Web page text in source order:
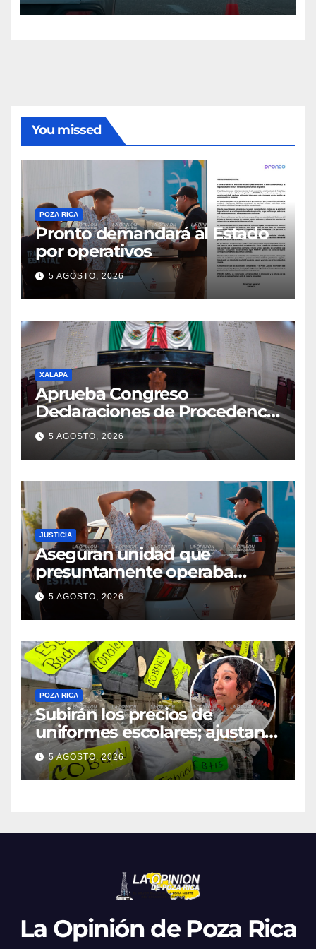
You missed
POZA RICA
Pronto demandará al Estado
por operativos
5 AGOSTO, 2026
XALAPA
Aprueba Congreso
Declaraciones de Procedencia
en contra de dos munícipes
5 AGOSTO, 2026
JUSTICIA
Aseguran unidad que
presuntamente operaba
mediante aplicación digital en
operativo de Transporte
Público
5 AGOSTO, 2026
POZA RICA
Subirán los precios de
uniformes escolares; ajustan
promociones
5 AGOSTO, 2026
La Opinión de Poza Rica